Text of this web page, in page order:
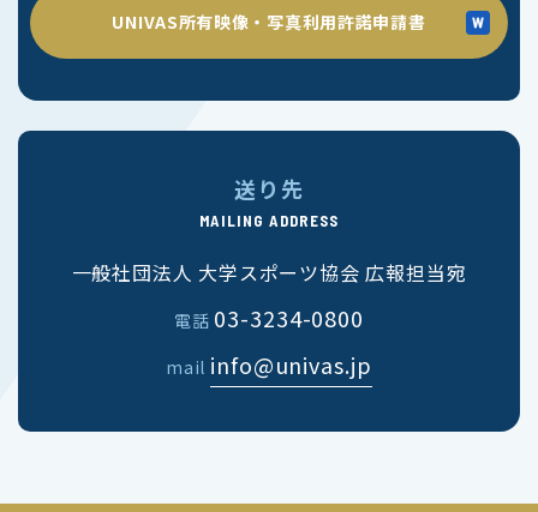
UNIVAS所有映像・写真利用許諾申請書
送り先
MAILING ADDRESS
一般社団法人 大学スポーツ協会 広報担当宛
電話 03-3234-0800
mail info@univas.jp